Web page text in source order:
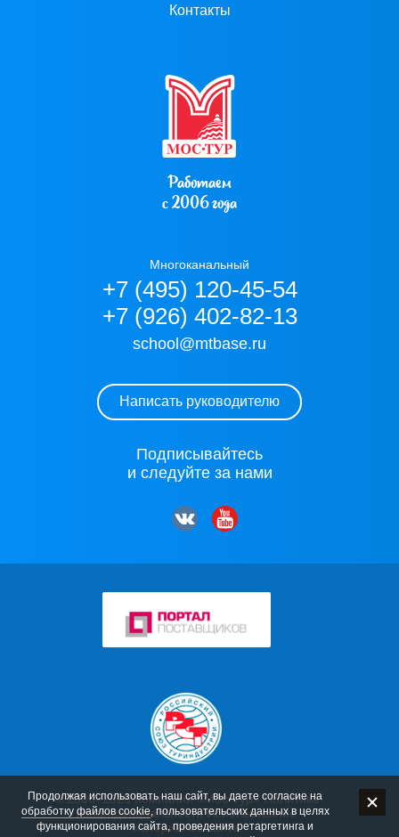
Контакты
Работаем
с 2006 года
Многоканальный
+7 (495) 120-45-54
+7 (926) 402-82-13
school@mtbase.ru
Написать руководителю
Подписывайтесь
и следуйте за нами
© 2006–2026 Компания «Мос-Тур» Политика
конфиденциальности Использование
материалов сайта
Продолжая использовать наш сайт, вы даете согласие на
обработку файлов cookie, пользовательских данных в целях
функционирования сайта, проведения ретаргетинга и